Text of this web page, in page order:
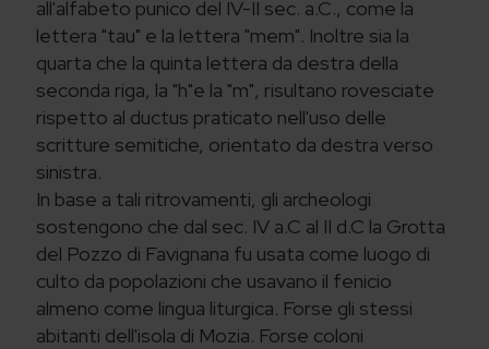
all'alfabeto punico del IV-II sec. a.C., come la
lettera "tau" e la lettera "mem". Inoltre sia la
quarta che la quinta lettera da destra della
seconda riga, la "h"e la "m", risultano rovesciate
rispetto al ductus praticato nell'uso delle
scritture semitiche, orientato da destra verso
sinistra.
In base a tali ritrovamenti, gli archeologi
sostengono che dal sec. IV a.C al II d.C la Grotta
del Pozzo di Favignana fu usata come luogo di
culto da popolazioni che usavano il fenicio
almeno come lingua liturgica. Forse gli stessi
abitanti dell'isola di Mozia. Forse coloni